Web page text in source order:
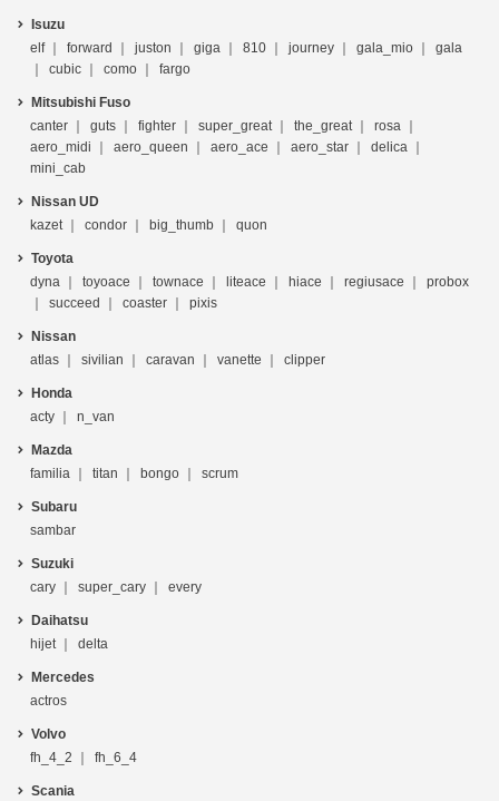
Isuzu
elf
forward juston giga 810 journey gala_mio
gala
cubic
como fargo
Mitsubishi Fuso
canter
guts fighter super_great the_great
rosa
aero_midi
aero_queen aero_ace aero_star
delica
mini_cab
Nissan UD
kazet
condor big_thumb quon
Toyota
dyna
toyoace townace liteace hiace regiusace
probox
succeed
coaster pixis
Nissan
atlas
sivilian caravan vanette clipper
Honda
acty
n_van
Mazda
familia
titan bongo scrum
Subaru
sambar
Suzuki
cary
super_cary every
Daihatsu
hijet
delta
Mercedes
actros
Volvo
fh_4_2
fh_6_4
Scania